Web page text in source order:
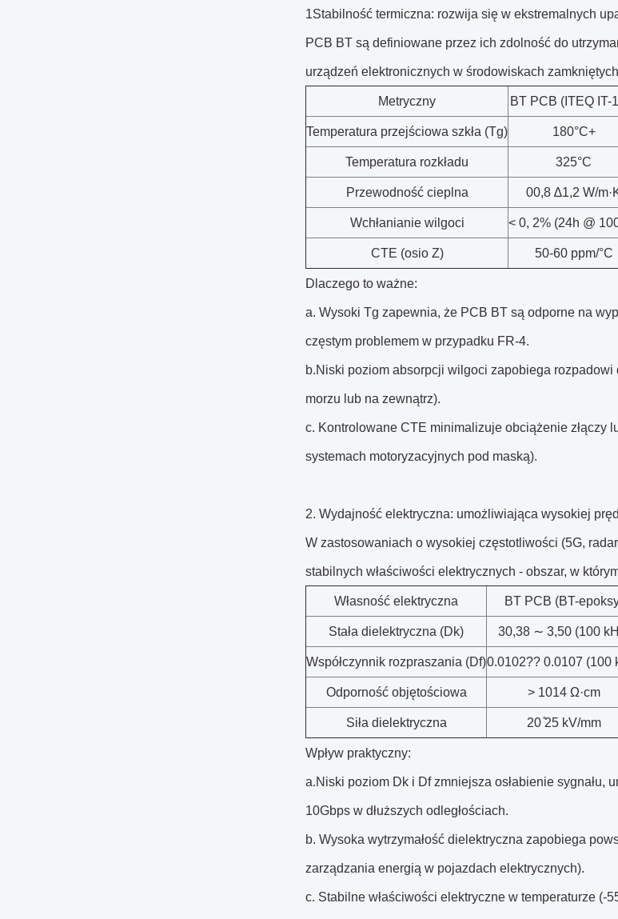
1Stabilność termiczna: rozwija się w ekstremalnych
PCB BT są definiowane przez ich zdolność do
urządzeń elektronicznych w środowiskach
Metryczny BT PCB (ITEQ IT-
Temperatura przejściowa szkła (Tg) 180°C+
Temperatura rozkładu 325°C
Przewodność cieplna 00,8 ∆1,2 W/
Wchłanianie wilgoci < 0, 2% (24h @
CTE (osio Z) 50-60 ppm/°C
Dlaczego to ważne:
a. Wysoki Tg zapewnia, że PCB BT są odporne na
częstym problemem w przypadku FR-4.
b.Niski poziom absorpcji wilgoci zapobiega
morzu lub na zewnątrz).
c. Kontrolowane CTE minimalizuje obciążenie złączy
systemach motoryzacyjnych pod maską).
2. Wydajność elektryczna: umożliwiająca wysokiej
W zastosowaniach o wysokiej częstotliwości (5G,
stabilnych właściwości elektrycznych - obszar, w
Własność elektryczna BT PCB (BT-
Stała dielektryczna (Dk) 30,38 ∼ 3,50 (100
Współczynnik rozpraszania (Df)0.0102?? 0.0107 (100
Odporność objętościowa > 1014 Ω·cm
Siła dielektryczna 20 ̊25 kV/mm
Wpływ praktyczny:
a.Niski poziom Dk i Df zmniejsza osłabienie
10Gbps w dłuższych odległościach.
b. Wysoka wytrzymałość dielektryczna zapobiega
zarządzania energią w pojazdach elektrycznych).
c. Stabilne właściwości elektryczne w temperaturze